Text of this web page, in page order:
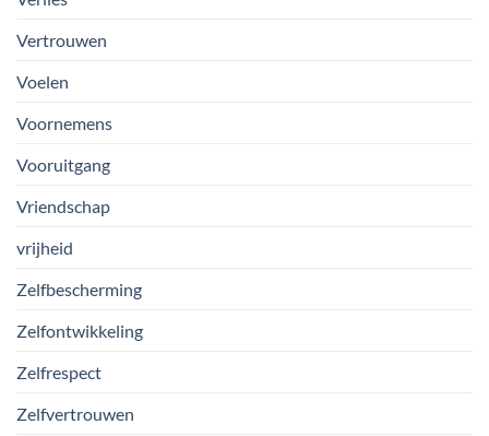
Vertrouwen
Voelen
Voornemens
Vooruitgang
Vriendschap
vrijheid
Zelfbescherming
Zelfontwikkeling
Zelfrespect
Zelfvertrouwen